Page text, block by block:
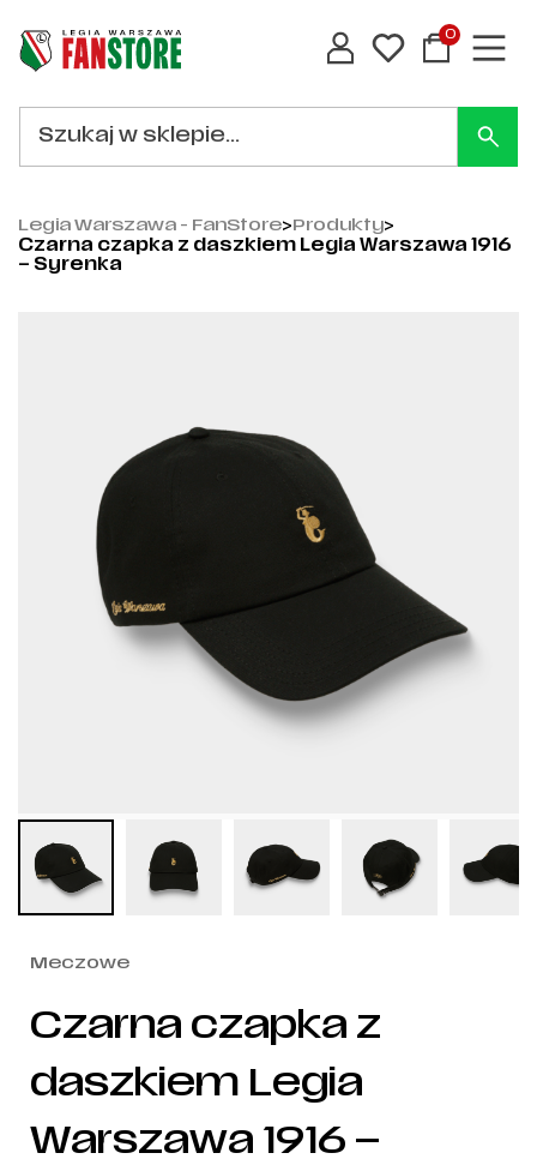
0
Legia Warszawa - FanStore>Produkty>
Czarna czapka z daszkiem Legia Warszawa 1916
– Syrenka
Meczowe
Czarna czapka z
daszkiem Legia
Warszawa 1916 –